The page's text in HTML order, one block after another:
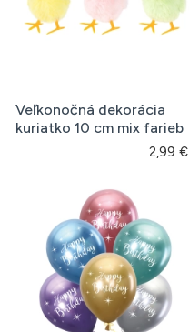
Veľkonočná dekorácia
kuriatko 10 cm mix farieb
2,99 €